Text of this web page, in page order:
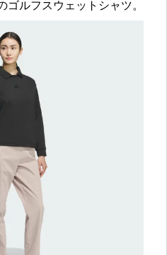
ゴルフスウェットシャツ。